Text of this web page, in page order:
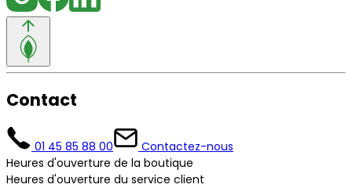
Contact
01 45 85 88 00
Contactez-nous
Heures d'ouverture de la boutique
Heures d'ouverture du service client